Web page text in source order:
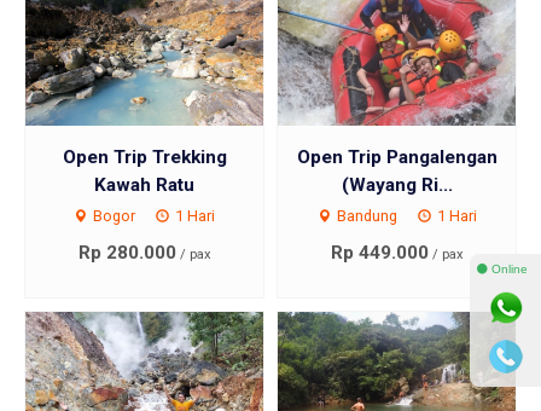
Open Trip Trekking
Kawah Ratu
Bogor 1 Hari
Rp 280.000 / pax
Open Trip Pangalengan
(Wayang Ri...
Bandung 1 Hari
Rp 449.000 / pax
⚫ Online